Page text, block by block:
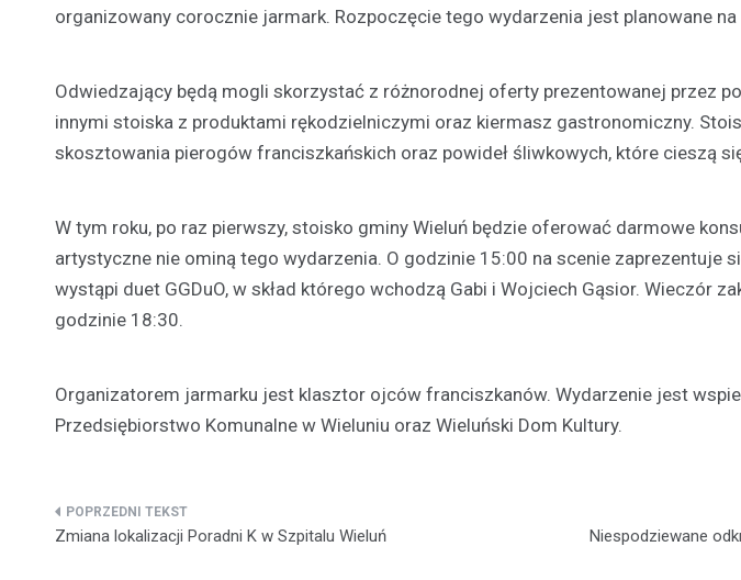
organizowany corocznie jarmark. Rozpoczęcie tego wydarzenia jest planowane
Odwiedzający będą mogli skorzystać z różnorodnej oferty prezentowanej przez
innymi stoiska z produktami rękodzielniczymi oraz kiermasz gastronomiczny.
skosztowania pierogów franciszkańskich oraz powideł śliwkowych, które cieszą
W tym roku, po raz pierwszy, stoisko gminy Wieluń będzie oferować darmowe
artystyczne nie ominą tego wydarzenia. O godzinie 15:00 na scenie zaprezentuje
wystąpi duet GGDuO, w skład którego wchodzą Gabi i Wojciech Gąsior. Wieczór
godzinie 18:30.
Organizatorem jarmarku jest klasztor ojców franciszkanów. Wydarzenie jest
Przedsiębiorstwo Komunalne w Wieluniu oraz Wieluński Dom Kultury.
Nawigacja
Zmiana lokalizacji Poradni K w Szpitalu Wieluń Niespodziewane